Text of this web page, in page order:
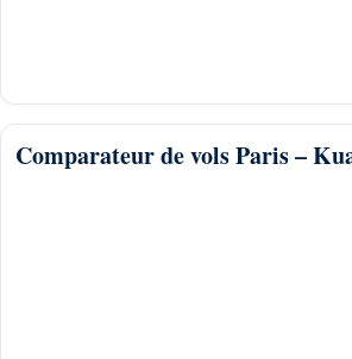
Comparateur de vols Paris –